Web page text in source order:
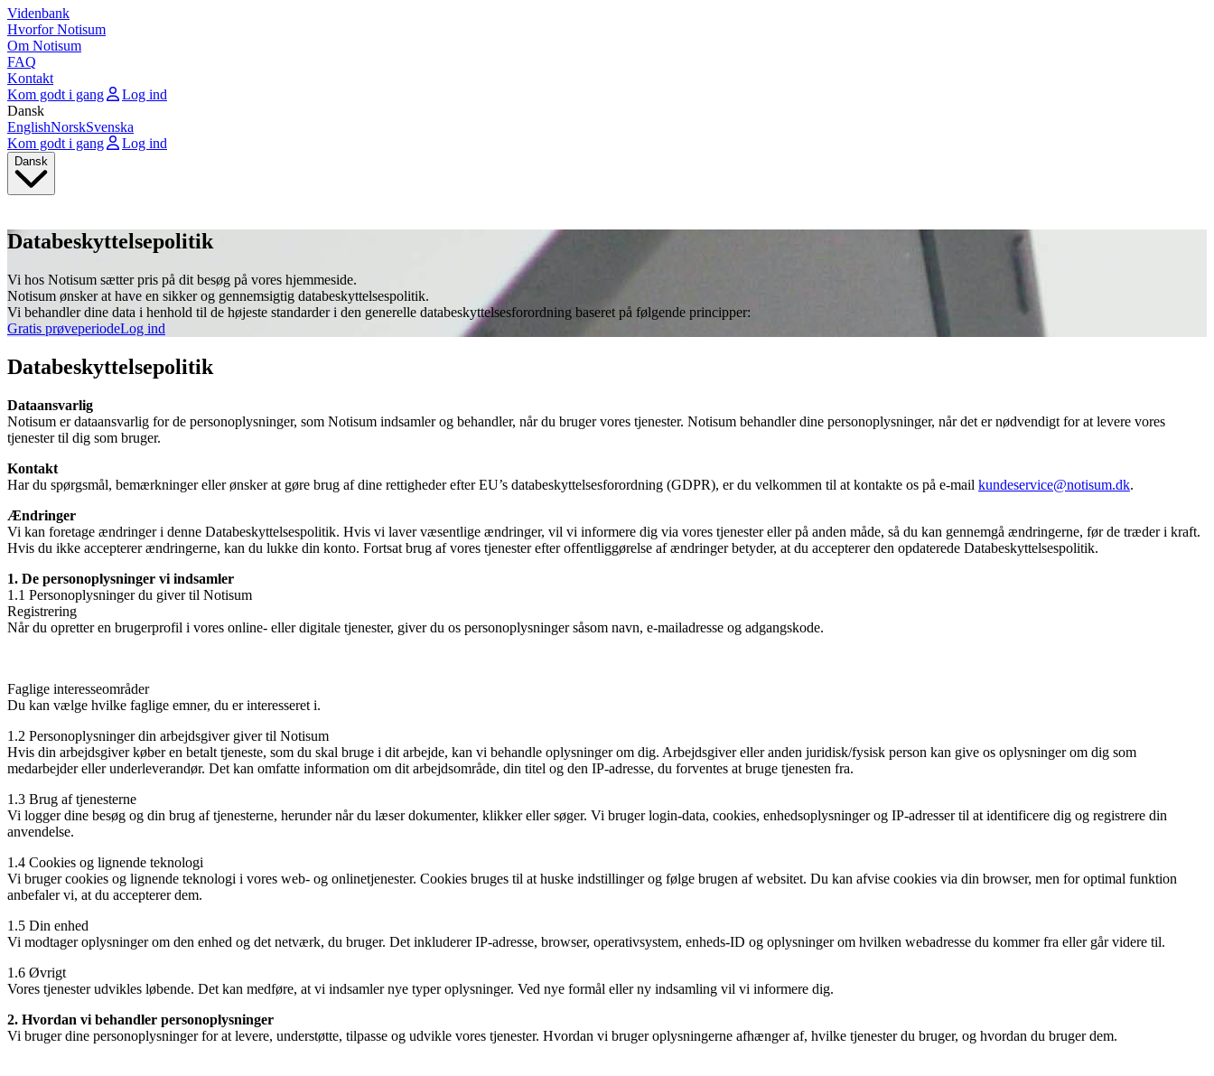
Videnbank
Hvorfor Notisum
Om Notisum
FAQ
Kontakt
Kom godt i gang
Log ind
Dansk
EnglishNorskSvenska
Kom godt i gang
Log ind
Dansk
Databeskyttelsepolitik
Vi hos Notisum sætter pris på dit besøg på vores hjemmeside.
Notisum ønsker at have en sikker og gennemsigtig databeskyttelsespolitik.
Vi behandler dine data i henhold til de højeste standarder i den generelle databeskyttelsesforordning baseret på følgende principper:
Gratis prøveperiodeLog ind
Databeskyttelsepolitik
Dataansvarlig
Notisum er dataansvarlig for de personoplysninger, som Notisum indsamler og behandler, når du bruger vores tjenester. Notisum behandler dine personoplysninger, når det er nødvendigt for at levere vores
tjenester til dig som bruger.
Kontakt
Har du spørgsmål, bemærkninger eller ønsker at gøre brug af dine rettigheder efter EU’s databeskyttelsesforordning (GDPR), er du velkommen til at kontakte os på e-mail kundeservice@notisum.dk.
Ændringer
Vi kan foretage ændringer i denne Databeskyttelsespolitik. Hvis vi laver væsentlige ændringer, vil vi informere dig via vores tjenester eller på anden måde, så du kan gennemgå ændringerne, før de træder i kraft.
Hvis du ikke accepterer ændringerne, kan du lukke din konto. Fortsat brug af vores tjenester efter offentliggørelse af ændringer betyder, at du accepterer den opdaterede Databeskyttelsespolitik.
1. De personoplysninger vi indsamler
1.1 Personoplysninger du giver til Notisum
Registrering
Når du opretter en brugerprofil i vores online- eller digitale tjenester, giver du os personoplysninger såsom navn, e-mailadresse og adgangskode.
Faglige interesseområder
Du kan vælge hvilke faglige emner, du er interesseret i.
1.2 Personoplysninger din arbejdsgiver giver til Notisum
Hvis din arbejdsgiver køber en betalt tjeneste, som du skal bruge i dit arbejde, kan vi behandle oplysninger om dig. Arbejdsgiver eller anden juridisk/fysisk person kan give os oplysninger om dig som
medarbejder eller underleverandør. Det kan omfatte information om dit arbejdsområde, din titel og den IP-adresse, du forventes at bruge tjenesten fra.
1.3 Brug af tjenesterne
Vi logger dine besøg og din brug af tjenesterne, herunder når du læser dokumenter, klikker eller søger. Vi bruger login-data, cookies, enhedsoplysninger og IP-adresser til at identificere dig og registrere din
anvendelse.
1.4 Cookies og lignende teknologi
Vi bruger cookies og lignende teknologi i vores web- og onlinetjenester. Cookies bruges til at huske indstillinger og følge brugen af websitet. Du kan afvise cookies via din browser, men for optimal funktion
anbefaler vi, at du accepterer dem.
1.5 Din enhed
Vi modtager oplysninger om den enhed og det netværk, du bruger. Det inkluderer IP-adresse, browser, operativsystem, enheds-ID og oplysninger om hvilken webadresse du kommer fra eller går videre til.
1.6 Øvrigt
Vores tjenester udvikles løbende. Det kan medføre, at vi indsamler nye typer oplysninger. Ved nye formål eller ny indsamling vil vi informere dig.
2. Hvordan vi behandler personoplysninger
Vi bruger dine personoplysninger for at levere, understøtte, tilpasse og udvikle vores tjenester. Hvordan vi bruger oplysningerne afhænger af, hvilke tjenester du bruger, og hvordan du bruger dem.